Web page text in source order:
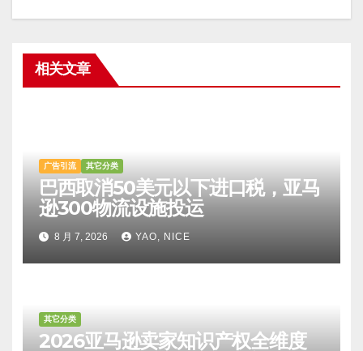
相关文章
广告引流 其它分类
巴西取消50美元以下进口税，亚马
逊300物流设施投运
8 月 7, 2026 YAO, NICE
其它分类
2026亚马逊卖家知识产权全维度